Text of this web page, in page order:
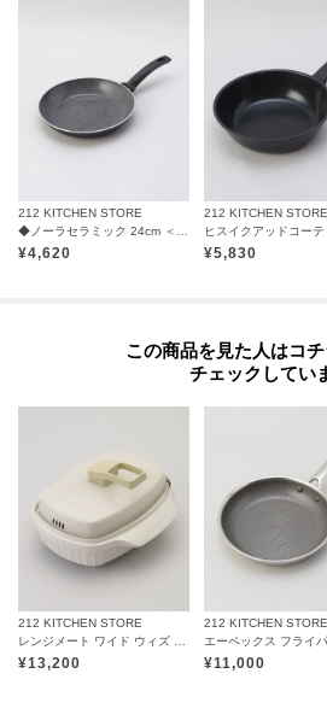
212 KITCHEN STORE
¥4,620
212 KITCHEN STORE
¥5,830
この商品を見た人はコ
チェックしてい
212 KITCHEN STORE
レンジメート ワイド ウィズ スチーマー ウォームグレー
¥13,200
212 KITCHEN STORE
¥11,000